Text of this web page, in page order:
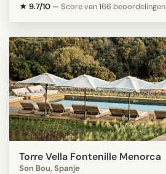
★ 9.7/10 —Score van 166 beoordelingen
Torre Vella Fontenille Menorca
Son Bou, Spanje